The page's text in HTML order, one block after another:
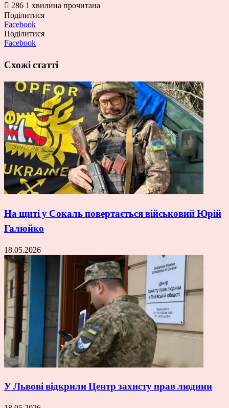
286 1 хвилина прочитана
Поділитися
Facebook
Поділитися
Facebook
Схожі статті
На щиті у Сокаль повертається військовий Юрій
Галюйко
18.05.2026
У Львові відкрили Центр захисту прав людини